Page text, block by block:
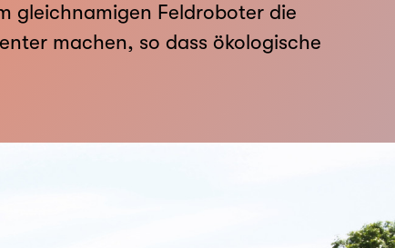
gleichnamigen Feldroboter die
machen, so dass ökologische